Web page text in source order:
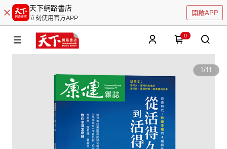
天下網路書店
立刻使用官方APP
開啟APP
0
1/11